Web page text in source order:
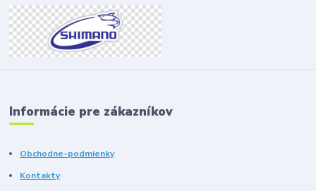
Informácie pre zákazníkov
Obchodne-podmienky
Kontakty